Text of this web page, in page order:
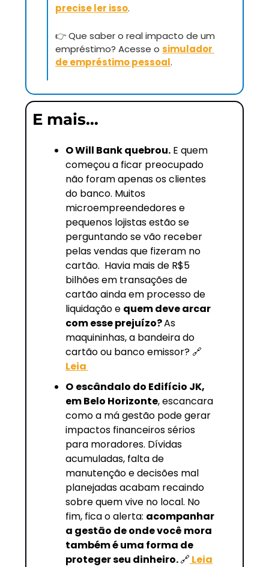
precise ler isso.
👉 Que saber o real impacto de um
empréstimo? Acesse o simulador
de empréstimo pessoal.
E mais…
O Will Bank quebrou. E quem
começou a ficar preocupado
não foram apenas os clientes
do banco. Muitos
microempreendedores e
pequenos lojistas estão se
perguntando se vão receber
pelas vendas que fizeram no
cartão.  Havia mais de R$5
bilhões em transações de
cartão ainda em processo de
liquidação e quem deve arcar
com esse prejuízo? As
maquininhas, a bandeira do
cartão ou banco emissor? 🔗
Leia
O escândalo do Edifício JK,
em Belo Horizonte, escancara
como a má gestão pode gerar
impactos financeiros sérios
para moradores. Dívidas
acumuladas, falta de
manutenção e decisões mal
planejadas acabam recaindo
sobre quem vive no local. No
fim, fica o alerta: acompanhar
a gestão de onde você mora
também é uma forma de
proteger seu dinheiro. 🔗 Leia